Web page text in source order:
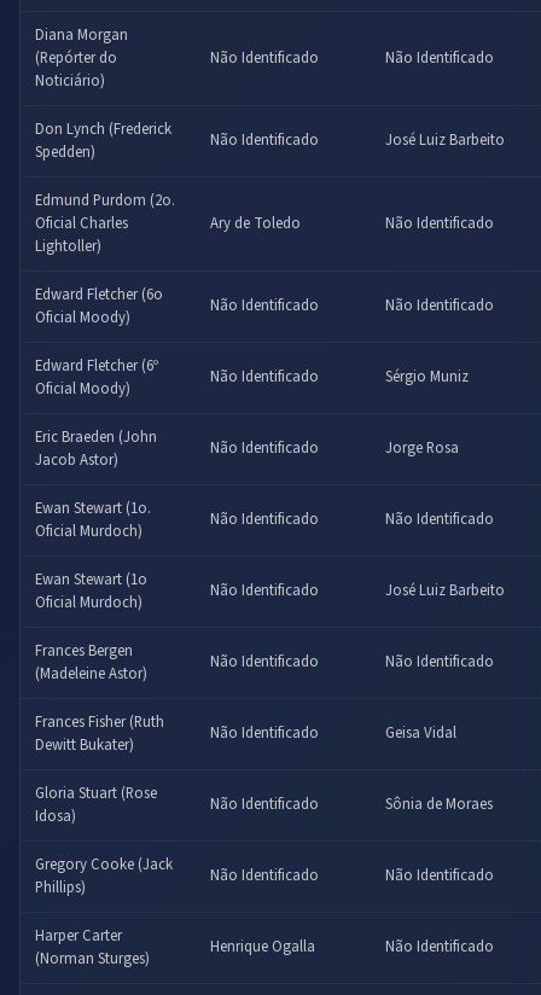
Diana Morgan
(Repórter do
Noticiário)
Não Identificado Não Identificado
Don Lynch (Frederick
Spedden)
Não Identificado José Luiz Barbeito
Edmund Purdom (2o.
Oficial Charles
Lightoller)
Ary de Toledo Não Identificado
Edward Fletcher (6o
Oficial Moody)
Não Identificado Não Identificado
Edward Fletcher (6º
Oficial Moody)
Não Identificado Sérgio Muniz
Eric Braeden (John
Jacob Astor)
Não Identificado Jorge Rosa
Ewan Stewart (1o.
Oficial Murdoch)
Não Identificado Não Identificado
Ewan Stewart (1o
Oficial Murdoch)
Não Identificado José Luiz Barbeito
Frances Bergen
(Madeleine Astor)
Não Identificado Não Identificado
Frances Fisher (Ruth
Dewitt Bukater)
Não Identificado Geisa Vidal
Gloria Stuart (Rose
Idosa)
Não Identificado Sônia de Moraes
Gregory Cooke (Jack
Phillips)
Não Identificado Não Identificado
Harper Carter
(Norman Sturges)
Henrique Ogalla Não Identificado